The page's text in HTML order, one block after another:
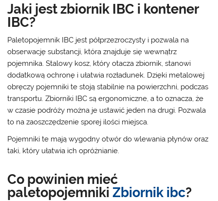
Jaki jest zbiornik IBC i kontener
IBC?
Paletopojemnik IBC jest półprzezroczysty i pozwala na
obserwację substancji, która znajduje się wewnątrz
pojemnika. Stalowy kosz, który otacza zbiornik, stanowi
dodatkową ochronę i ułatwia rozładunek. Dzięki metalowej
obręczy pojemniki te stoją stabilnie na powierzchni, podczas
transportu. Zbiorniki IBC są ergonomiczne, a to oznacza, że
w czasie podróży można je ustawić jeden na drugi. Pozwala
to na zaoszczędzenie sporej ilości miejsca.
Pojemniki te mają wygodny otwór do wlewania płynów oraz
taki, który ułatwia ich opróżnianie.
Co powinien mieć
paletopojemnikiZbiornik ibc?